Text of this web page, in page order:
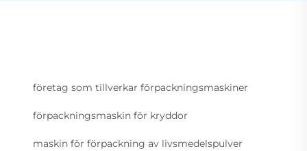
företag som tillverkar förpackningsmaskiner
förpackningsmaskin för kryddor
maskin för förpackning av livsmedelspulver